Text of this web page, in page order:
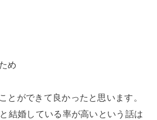
め
とができて良かったと思います。
結婚している率が高いという話は